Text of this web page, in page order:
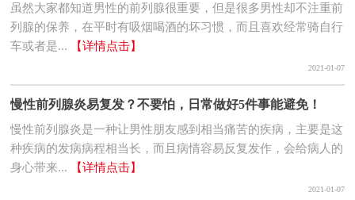
虽然大家都知道男性的前列腺很重要，但是很多男性却不注重前
列腺的保养，在平时有吸烟喝酒的坏习惯，而且喜欢经常骑自行
车或者是...
【详情点击】
2021-01-07
慢性前列腺炎易复发？不要怕，日常做好5件事能避免！
慢性前列腺炎是一种让男性朋友感到相当痛苦的疾病，主要是这
种疾病的发病病程相当长，而且病情容易反复发作，会给病人的
身心带来...
【详情点击】
2021-01-07